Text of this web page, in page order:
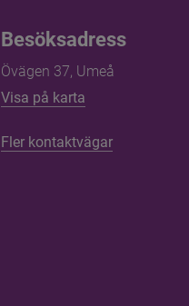
Besöksadress
Övägen 37, Umeå
Visa på karta
Fler kontaktvägar